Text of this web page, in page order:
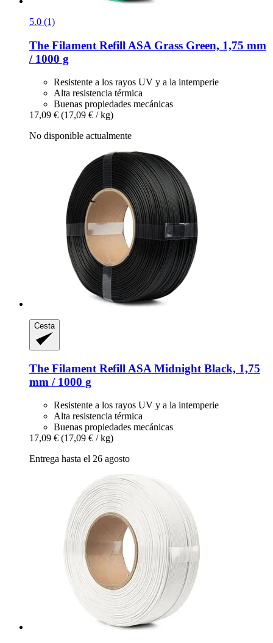
5.0 (1)
The Filament Refill ASA Grass Green, 1,75 mm
/ 1000 g
Resistente a los rayos UV y a la intemperie
Alta resistencia térmica
Buenas propiedades mecánicas
17,09 € (17,09 € / kg)
No disponible actualmente
Cesta
The Filament Refill ASA Midnight Black, 1,75
mm / 1000 g
Resistente a los rayos UV y a la intemperie
Alta resistencia térmica
Buenas propiedades mecánicas
17,09 € (17,09 € / kg)
Entrega hasta el 26 agosto